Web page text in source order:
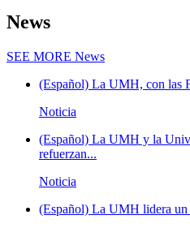
News
SEE MORE News
(Español) La UMH, con las
Noticia
(Español) La UMH y la
refuerzan...
Noticia
(Español) La UMH lidera un